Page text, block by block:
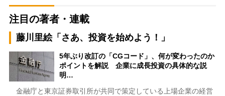
注目の著者・連載
藤川里絵「さあ、投資を始めよう！」
5年ぶり改訂の「CGコード」、何が変わったのか
ポイントを解説 企業に成長投資の具体的な説
明…
金融庁と東京証券取引所が共同で策定している上場企業の経営